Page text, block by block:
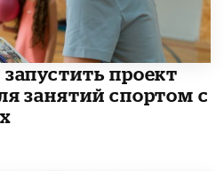
проект
занятий спортом с